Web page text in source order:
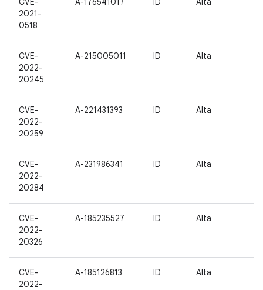
2021-
0518
CVE-
2022-
20245
A-215005011 ID Alta
CVE-
2022-
20259
A-221431393 ID Alta
CVE-
2022-
20284
A-231986341 ID Alta
CVE-
2022-
20326
A-185235527 ID Alta
CVE-
2022-
A-185126813 ID Alta